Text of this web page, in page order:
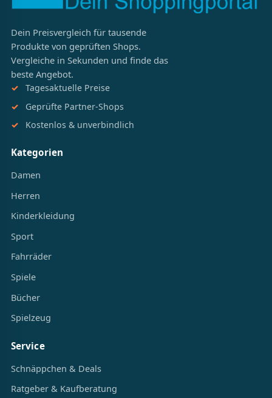
Dein Preisvergleich für tausende
Produkte von geprüften Shops.
Vergleiche in Sekunden und finde das
beste Angebot.
Tagesaktuelle Preise
Geprüfte Partner-Shops
Kostenlos & unverbindlich
Kategorien
Damen
Herren
Kinderkleidung
Sport
Fahrräder
Spiele
Bücher
Spielzeug
Service
Schnäppchen & Deals
Ratgeber & Kaufberatung